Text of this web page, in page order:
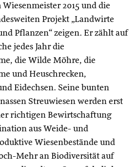
2015 und die
Projekt „Landwirte
Pflanzen“ zeigen. Er zählt auf
jedes Jahr die
die Wilde Möhre, die
und Heuschrecken,
Eidechsen. Seine bunten
Streuwiesen werden erst
richtigen Bewirtschaftung
aus Weide- und
Wiesenbestände und
Mehr an Biodiversität auf